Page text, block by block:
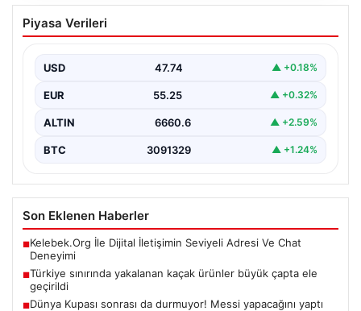
Türkiye sınırında yakalanan kaçak
ürünler büyük çapta ele geçirildi
kontrollerinde, piyasa değeri yaklaşık 500 bin euroyu
aşan büyük…
Piyasa Verileri
USD 47.74 ▲ +0.18%
EUR 55.25 ▲ +0.32%
ALTIN 6660.6 ▲ +2.59%
BTC 3091329 ▲ +1.24%
Son Eklenen Haberler
■Kelebek.Org İle Dijital İletişimin Seviyeli Adresi Ve Chat
Deneyimi
■Türkiye sınırında yakalanan kaçak ürünler büyük çapta ele
geçirildi
■Dünya Kupası sonrası da durmuyor! Messi yapacağını yaptı